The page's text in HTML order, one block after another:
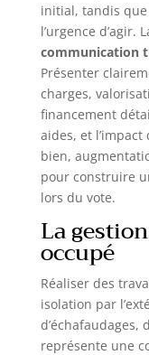
initial, tandis que
l’urgence d’agir.
communication
Présenter
charges,
financement
aides, et
bien,
pour construire
lors du vote.
La
occupé
Réaliser des
isolation par
représente une